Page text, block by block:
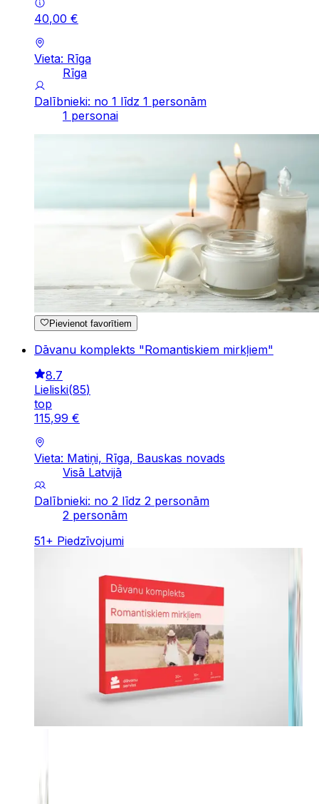
40,00 €
Vieta: Rīga
Rīga
Dalībnieki: no 1 līdz 1 personām
1 personai
Pievienot favorītiem
Dāvanu komplekts "Romantiskiem mirkļiem"
8.7
Lieliski(85)
top
115,99 €
Vieta: Matiņi, Rīga, Bauskas novads
Visā Latvijā
Dalībnieki: no 2 līdz 2 personām
2 personām
51+ Piedzīvojumi